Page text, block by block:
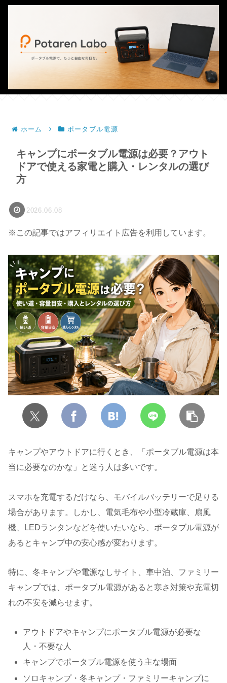
ホーム ポータブル電源
キャンプにポータブル電源は必要？アウト
ドアで使える家電と購入・レンタルの選び
方
2026.06.08
※この記事ではアフィリエイト広告を利用しています。
キャンプやアウトドアに行くとき、「ポータブル電源は本
当に必要なのかな」と迷う人は多いです。
スマホを充電するだけなら、モバイルバッテリーで足りる
場合があります。しかし、電気毛布や小型冷蔵庫、扇風
機、LEDランタンなどを使いたいなら、ポータブル電源が
あるとキャンプ中の安心感が変わります。
特に、冬キャンプや電源なしサイト、車中泊、ファミリー
キャンプでは、ポータブル電源があると寒さ対策や充電切
れの不安を減らせます。
アウトドアやキャンプにポータブル電源が必要な
人・不要な人
キャンプでポータブル電源を使う主な場面
ソロキャンプ・冬キャンプ・ファミリーキャンプに